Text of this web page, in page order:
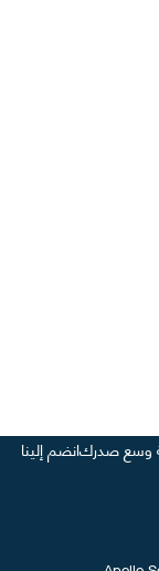
وسع صدركانضم إلينا